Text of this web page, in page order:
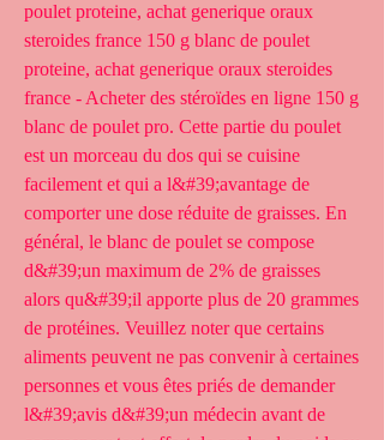
poulet proteine, achat generique oraux
steroides france 150 g blanc de poulet
proteine, achat generique oraux steroides
france - Acheter des stéroïdes en ligne 150 g
blanc de poulet pro. Cette partie du poulet
est un morceau du dos qui se cuisine
facilement et qui a l&#39;avantage de
comporter une dose réduite de graisses. En
général, le blanc de poulet se compose
d&#39;un maximum de 2% de graisses
alors qu&#39;il apporte plus de 20 grammes
de protéines. Veuillez noter que certains
aliments peuvent ne pas convenir à certaines
personnes et vous êtes priés de demander
l&#39;avis d&#39;un médecin avant de